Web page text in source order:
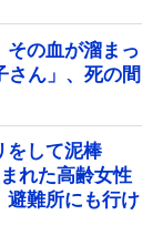
その血が溜まっ
ん」、死の間
をして泥棒
れた高齢女性
難所にも行け